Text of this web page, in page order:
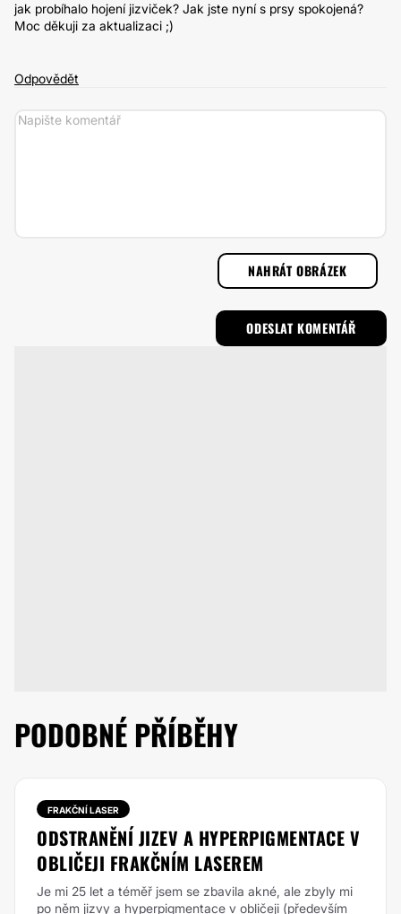
jak probíhalo hojení jizviček? Jak jste nyní s prsy spokojená?
Moc děkuji za aktualizaci ;)
Odpovědět
NAHRÁT OBRÁZEK
PODOBNÉ PŘÍBĚHY
FRAKČNÍ LASER
ODSTRANĚNÍ JIZEV A HYPERPIGMENTACE V
OBLIČEJI FRAKČNÍM LASEREM
Je mi 25 let a téměř jsem se zbavila akné, ale zbyly mi
po něm jizvy a hyperpigmentace v obličeji (především